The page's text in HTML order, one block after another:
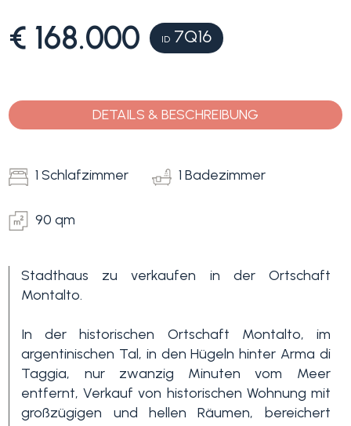
€ 168.000 ID 7Q16
DETAILS & BESCHREIBUNG
1 Schlafzimmer 1 Badezimmer
90 qm
Stadthaus zu verkaufen in der Ortschaft
Montalto.
In der historischen Ortschaft Montalto, im
argentinischen Tal, in den Hügeln hinter Arma di
Taggia, nur zwanzig Minuten vom Meer
entfernt, Verkauf von historischen Wohnung mit
großzügigen und hellen Räumen, bereichert
Kontakt
Alle
Schlafzimmer
min.